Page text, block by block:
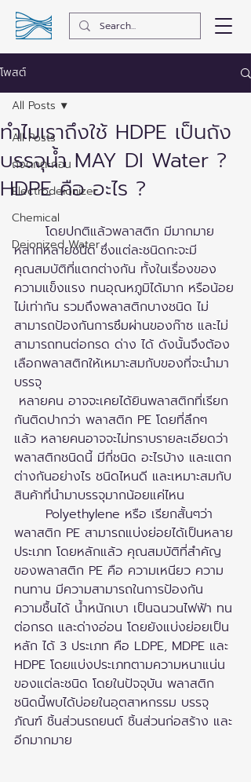
โพสต์
All Posts
ถังตกตะกอน
Electrodeionizer
Chemical
Deionized Water
All Posts
ทำไมเราถึงใช้ HDPE เป็นถัง
บรรจุน้ำ MAY DI Water ?
HDPE คือ อะไร ?
หลากหลายชนิด ซึ่งแต่ละชนิดกะจะมี
คุณสมบัติที่แตกต่างกัน ทั้งในเรื่องของ
ความแข็งแรง ทนอุณหภูมิได้มาก หรือน้อย
ไม่เท่ากัน รวมถึงพลาสติกบางชนิด ไม่
สามารถป้องกันการซึมผ่านของก๊าซ และไม่
สามารถทนต่อกรด ด่าง ได้ ดังนั้นจึงต้อง
เลือกพลาสติกให้เหมาะสมกับของที่จะนำมา
บรรจุ
กันติดปากว่า พลาสติก PE โดยที่ลึกๆ
แล้ว หลายคนอาจจะไม่ทราบรายละเอียดว่า
พลาสติกชนิดนี้ มีกี่ชนิด อะไรบ้าง และแตก
ต่างกันอย่างไร ชนิดไหนดี และเหมาะสมกับ
สินค้าที่นำมาบรรจุมากน้อยแค่ไหน
พลาสติก PE สามารถแบ่งย่อยได้เป็นหลาย
ประเภท โดยหลักแล้ว คุณสมบัติที่สำคัญ
ของพลาสติก PE คือ ความเหนียว ความ
ทนทาน มีความสามารถในการป้องกัน
ความชื้นได้ น้ำหนักเบา เป็นฉนวนไฟฟ้า ทน
ต่อกรด และด่างอ่อน โดยยังแบ่งย่อยเป็น
หลัก ได้ 3 ประเภท คือ LDPE, MDPE และ
HDPE โดยแบ่งประเภทตามความหนาแน่น
ของแต่ละชนิด โดยในปัจจุบัน พลาสติก
ชนิดนี้พบได้บ่อยในอุตสาหกรรม บรรจุ
ภัณฑ์ ชิ้นส่วนรถยนต์ ชิ้นส่วนก่อสร้าง และ
อีกมากมาย